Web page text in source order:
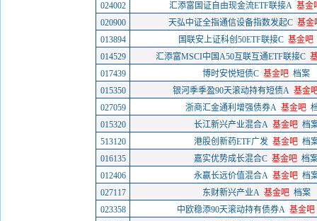
024002
汇添富国证自由现金流ETF联接A 基金
020900
天弘中证全指通信设备指数发起C 基金
013894
国联安上证科创50ETF联接C 基金吧
014529
汇添富MSCI中国A50互联互通ETF联接C
017439
博时安悦短债C 基金吧 档案
015350
银河季季盈90天滚动持有短债A 基金
027059
浙商汇金通利增强债券A 基金吧
015320
长江新兴产业混合A 基金吧 档
513120
港股创新药ETF广发 基金吧 档
016135
嘉实优势成长混合C 基金吧 档
012406
永赢长远价值混合A 基金吧 档
027117
东财新兴产业A 基金吧 档案
023358
中欧稳添90天滚动持有债券A 基金吧